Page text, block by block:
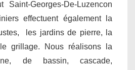
Georges-De-Luzencon
effectuent également la
les jardins de pierre, la
grillage. Nous réalisons la
de bassin, cascade,